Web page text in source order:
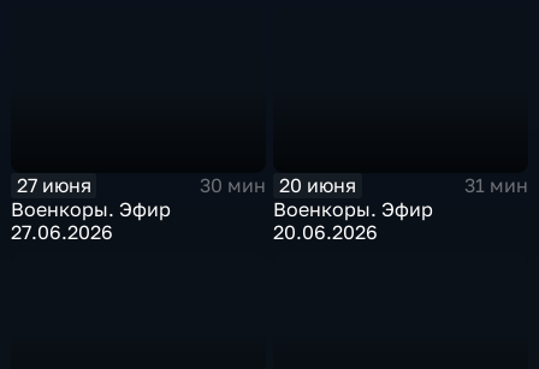
27 июня
30 мин
Военкоры. Эфир
27.06.2026
20 июня
31 мин
Военкоры. Эфир
20.06.2026